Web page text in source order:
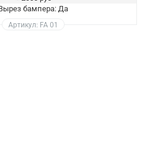
бампера: Да
Артикул: FA 01